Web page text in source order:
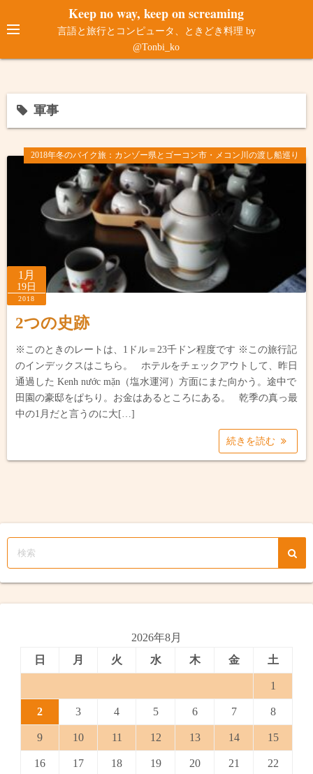
ン
ン
ッ
Keep no way, keep on screaming
言語と旅行とコンピュータ、ときどき料理 by
@Tonbi_ko
軍事
2018年冬のバイク旅：カンゾー県とゴーコン市・メコン川の渡し船巡り
1月
19日
2018
2つの史跡
※このときのレートは、1ドル＝23千ドン程度です ※この旅行記
のインデックスはこちら。 ホテルをチェックアウトして、昨日
通過した Kenh nước mặn（塩水運河）方面にまた向かう。途中で
田園の豪邸をぱちり。お金はあるところにある。 乾季の真っ最
中の1月だと言うのに大[…]
続きを読む
2026年8月
日
月 火 水 木 金 土
1
2 3 4 5 6 7 8
9 10 11 12 13 14 15
16 17 18 19 20 21 22